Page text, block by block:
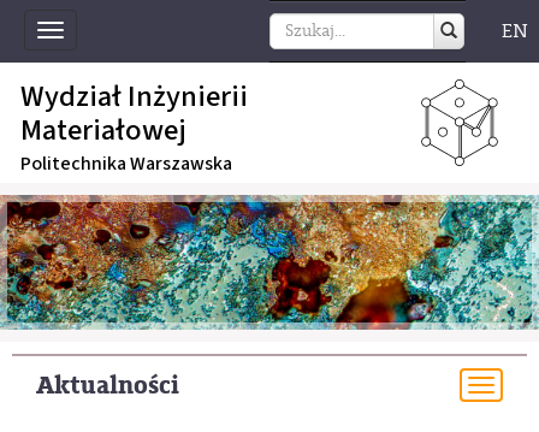
Toggle
navigation
EN
Wydział Inżynierii
Materiałowej
Politechnika Warszawska
Aktualności